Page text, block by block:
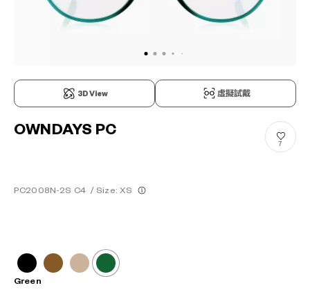
3D View 虛擬試戴
OWNDAYS PC
PC2008N-2S C4 / Size: XS
7
Green